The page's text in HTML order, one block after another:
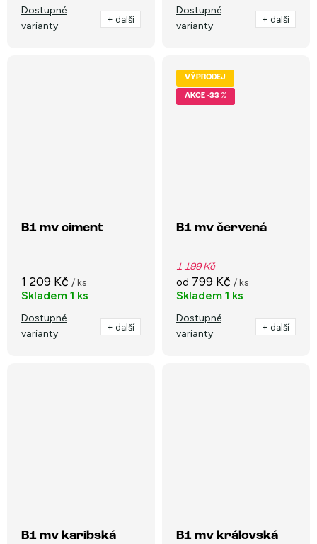
Dostupné
varianty
+ další
Dostupné
varianty
+ další
B1 mv ciment
1 209 Kč / ks
Skladem 1 ks
Dostupné
varianty
+ další
VÝPRODEJ
-33 %
B1 mv červená
1 199 Kč
od 799 Kč / ks
Skladem 1 ks
Dostupné
varianty
+ další
B1 mv karibská
B1 mv královská